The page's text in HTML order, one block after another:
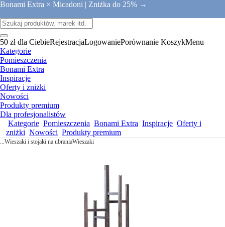
Bonami Extra × Micadoni | Zniżka do 25% →
50 zł dla CiebieRejestracjaLogowaniePorównanie KoszykMenu
Kategorie
Pomieszczenia
Bonami Extra
Inspiracje
Oferty i zniżki
Nowości
Produkty premium
Dla profesjonalistów
Kategorie Pomieszczenia Bonami Extra Inspiracje Oferty i
zniżki Nowości Produkty premium
...Wieszaki i stojaki na ubraniaWieszaki